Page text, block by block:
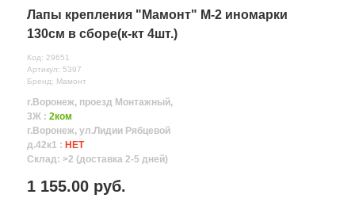
Лапы крепления "Мамонт" М-2 иномарки
130см в сборе(к-кт 4шт.)
Код: 29651
Артикул: 5397
Бренд: Мамонт
г.Воронеж, проезд Монтажный,
3Ж : 2ком
г.Воронеж, ул.Лидии Рябцевой
д.42к1 : НЕТ
Склад: >2 (доставка 2-5 дней)
1 155.00 руб.